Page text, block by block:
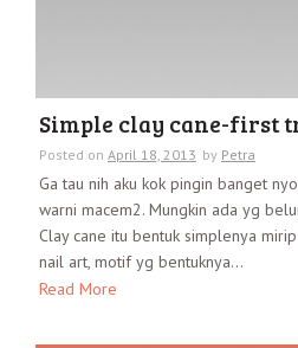
Simple clay cane-first
Posted on April 18, 2013 by Petra
Ga tau nih aku kok pingin banget
warni macem2. Mungkin ada yg
Clay cane itu bentuk simplenya
nail art, motif yg bentuknya...
Read More